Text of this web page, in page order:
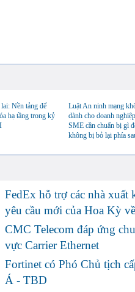
Nền tảng để
hạ tầng trong kỷ
Luật An ninh mạng
dành cho doanh
SME cần chuẩn bị gì
không bị bỏ lại phía
FedEx hỗ trợ các nhà xuất
yêu cầu mới của Hoa Kỳ
CMC Telecom đáp ứng
vực Carrier Ethernet
Fortinet có Phó Chủ tịch
Á - TBD